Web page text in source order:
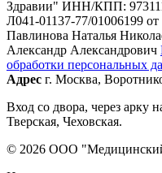
Здравии" ИНН/КПП:
Л041-01137-77/01006199 от
Павлинова Наталья
Александр Александрович
обработки персональных
Адрес г. Москва,
Вход со двора, через арку
Тверская, Чеховская.
© 2026 ООО